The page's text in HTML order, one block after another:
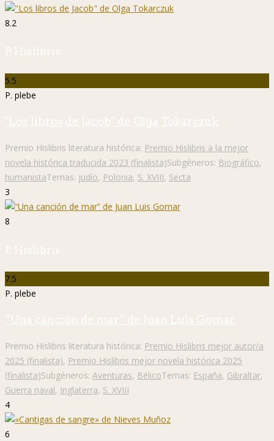
8.2
P. Hislibris
5.5
P. plebe
"Los libros de Jacob" de Olga Tokarczuk
Premio Hislibris literatura histórica: Premio Hislibris a la mejor
novela histórica traducida 2023 (finalista)Subgéneros: Biográfico,
humanistaTemas: judío, Polonia, S. XVIII, Secta
3
8
P. Hislibris
7.5
P. plebe
“Una canción de mar” de Juan Luis Gomar
Premio Hislibris literatura histórica: Premio Hislibris mejor autor/a
2025 (finalista), Premio Hislibris mejor novela histórica 2025
(finalista)Subgéneros: Aventuras, BélicoTemas: España, Gibraltar,
Guerra naval, Inglaterra, S. XVIII
4
6